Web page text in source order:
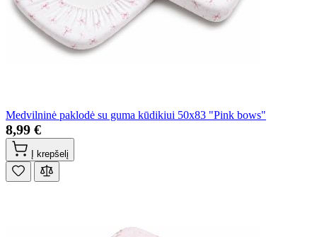
Medvilninė paklodė su guma kūdikiui 50x83 "Pink bows"
8,99 €
Į krepšelį